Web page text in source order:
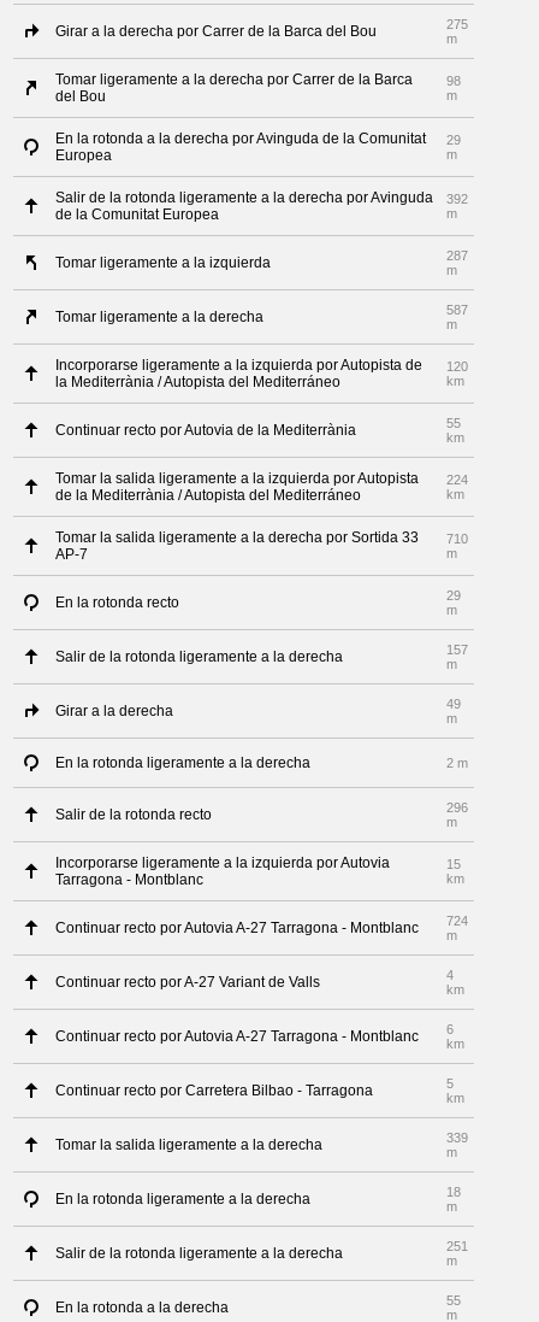
Girar a la derecha por Carrer de la Barca del Bou
275
m
Tomar ligeramente a la derecha por Carrer de la Barca
del Bou
98
m
En la rotonda a la derecha por Avinguda de la Comunitat
Europea
29
m
Salir de la rotonda ligeramente a la derecha por Avinguda
de la Comunitat Europea
392
m
Tomar ligeramente a la izquierda
287
m
Tomar ligeramente a la derecha
587
m
Incorporarse ligeramente a la izquierda por Autopista de
la Mediterrània / Autopista del Mediterráneo
120
km
Continuar recto por Autovia de la Mediterrània
55
km
Tomar la salida ligeramente a la izquierda por Autopista
de la Mediterrània / Autopista del Mediterráneo
224
km
Tomar la salida ligeramente a la derecha por Sortida 33
AP-7
710
m
En la rotonda recto
29
m
Salir de la rotonda ligeramente a la derecha
157
m
Girar a la derecha
49
m
En la rotonda ligeramente a la derecha 2 m
Salir de la rotonda recto
296
m
Incorporarse ligeramente a la izquierda por Autovia
Tarragona - Montblanc
15
km
Continuar recto por Autovia A-27 Tarragona - Montblanc
724
m
Continuar recto por A-27 Variant de Valls
4
km
Continuar recto por Autovia A-27 Tarragona - Montblanc
6
km
Continuar recto por Carretera Bilbao - Tarragona
5
km
Tomar la salida ligeramente a la derecha
339
m
En la rotonda ligeramente a la derecha
18
m
Salir de la rotonda ligeramente a la derecha
251
m
En la rotonda a la derecha
55
m